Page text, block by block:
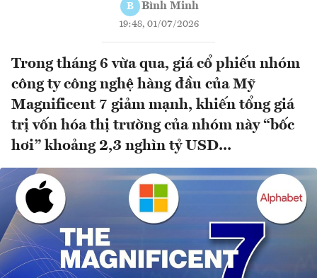
B Bình Minh
19:48, 01/07/2026
Trong tháng 6 vừa qua, giá cổ phiếu nhóm
công ty công nghệ hàng đầu của Mỹ
Magnificent 7 giảm mạnh, khiến tổng giá
trị vốn hóa thị trường của nhóm này “bốc
hơi” khoảng 2,3 nghìn tỷ USD...